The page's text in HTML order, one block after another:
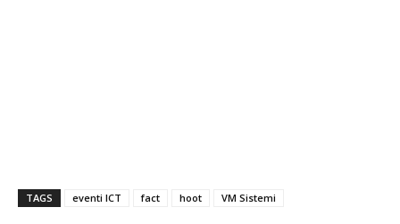
TAGS eventi ICT fact hoot VM Sistemi